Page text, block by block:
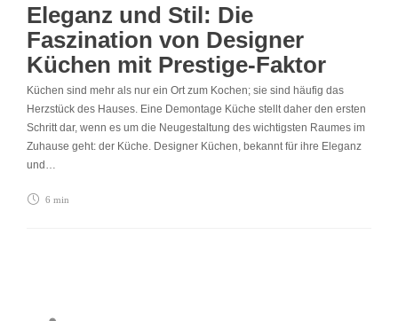
Eleganz und Stil: Die
Faszination von Designer
Küchen mit Prestige-Faktor
Küchen sind mehr als nur ein Ort zum Kochen; sie sind häufig das
Herzstück des Hauses. Eine Demontage Küche stellt daher den ersten
Schritt dar, wenn es um die Neugestaltung des wichtigsten Raumes im
Zuhause geht: der Küche. Designer Küchen, bekannt für ihre Eleganz
und…
6 min